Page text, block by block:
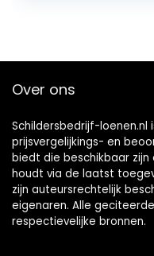
Over ons
Schildersbedrijf-
prijsvergelijkings- en
biedt die beschikbaar
houdt via de laatst
zijn auteursrechtelijk
eigenaren. Alle
respectievelijke bronnen.